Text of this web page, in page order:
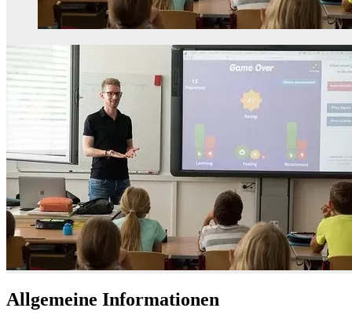
Allgemeine Informationen